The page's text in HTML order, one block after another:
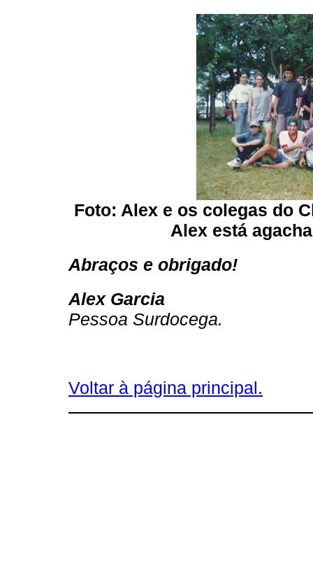
Foto: Alex e os colegas do
Alex está
Abraços e obrigado!
Alex Garcia
Pessoa Surdocega.
Voltar à página principal.